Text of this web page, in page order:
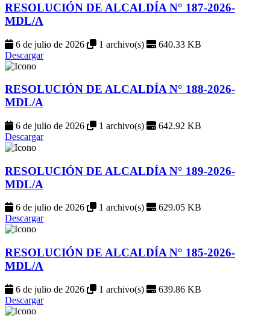
RESOLUCIÓN DE ALCALDÍA N° 187-2026-
MDL/A
6 de julio de 2026 1 archivo(s)
640.33 KB
Descargar
RESOLUCIÓN DE ALCALDÍA N° 188-2026-
MDL/A
6 de julio de 2026 1 archivo(s)
642.92 KB
Descargar
RESOLUCIÓN DE ALCALDÍA N° 189-2026-
MDL/A
6 de julio de 2026 1 archivo(s)
629.05 KB
Descargar
RESOLUCIÓN DE ALCALDÍA N° 185-2026-
MDL/A
6 de julio de 2026 1 archivo(s)
639.86 KB
Descargar